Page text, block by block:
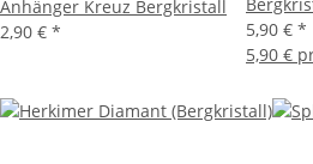
Anhänger Kreuz Bergkristall
2,90 € *
5,90 € *
5,90 €